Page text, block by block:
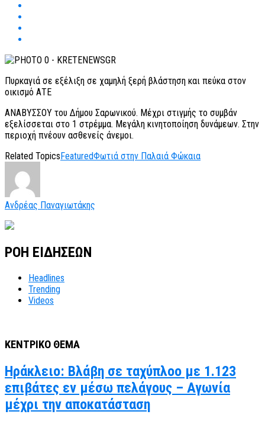
Πυρκαγιά σε εξέλιξη σε χαμηλή ξερή βλάστηση και πεύκα στον
οικισμό ΑΤΕ
ΑΝΑΒΥΣΣΟΥ του Δήμου Σαρωνικού. Μέχρι στιγμής το συμβάν
εξελίσσεται στο 1 στρέμμα. Μεγάλη κινητοποίηση δυνάμεων. Στην
περιοχή πνέουν ασθενείς άνεμοι.
Related Topics FeaturedΦωτιά στην Παλαιά Φώκαια
Ανδρέας Παναγιωτάκης
ΡΟΗ ΕΙΔΗΣΕΩΝ
Headlines
Trending
Videos
ΚΕΝΤΡΙΚΟ ΘΕΜΑ
Ηράκλειο: Βλάβη σε ταχύπλοο με 1.123
επιβάτες εν μέσω πελάγους – Αγωνία
μέχρι την αποκατάσταση